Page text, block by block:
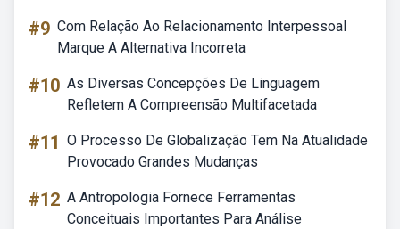
#9 Com Relação Ao Relacionamento Interpessoal
Marque A Alternativa Incorreta
#10 As Diversas Concepções De Linguagem
Refletem A Compreensão Multifacetada
#11 O Processo De Globalização Tem Na Atualidade
Provocado Grandes Mudanças
#12 A Antropologia Fornece Ferramentas
Conceituais Importantes Para Análise